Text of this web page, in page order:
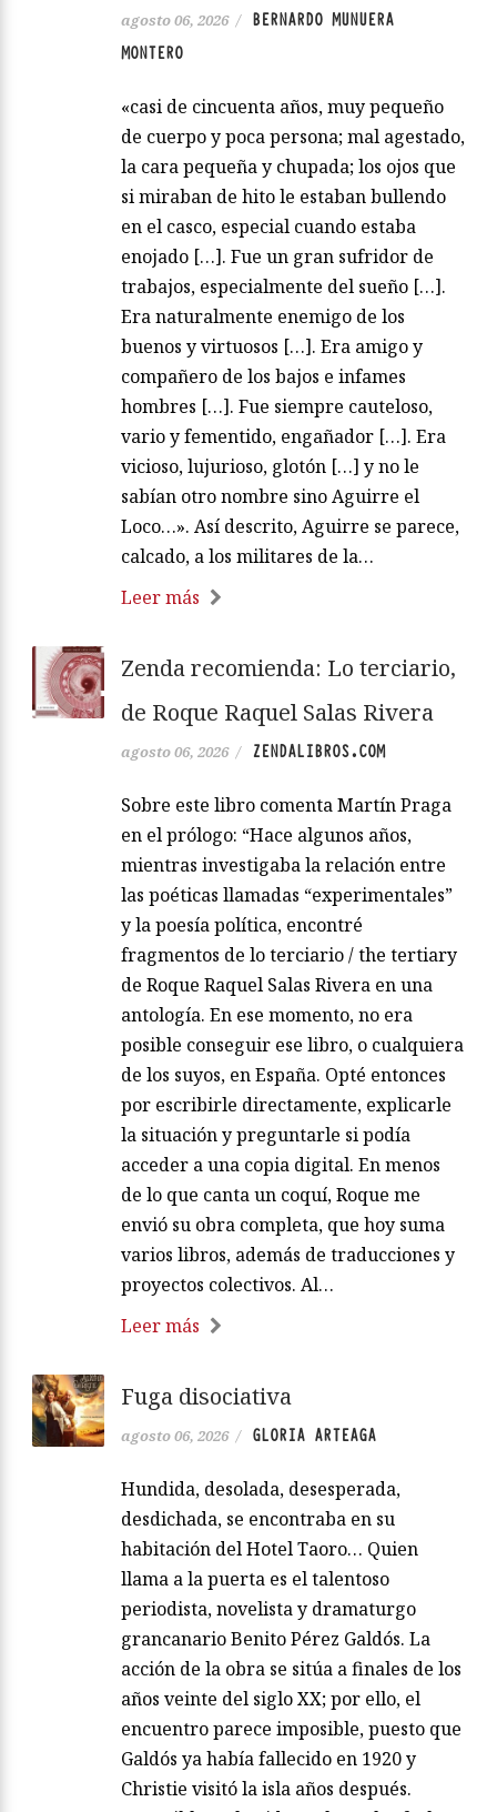
agosto 06, 2026 /
BERNARDO MUNUERA
MONTERO
«casi de cincuenta años, muy pequeño
de cuerpo y poca persona; mal agestado,
la cara pequeña y chupada; los ojos que
si miraban de hito le estaban bullendo
en el casco, especial cuando estaba
enojado […]. Fue un gran sufridor de
trabajos, especialmente del sueño […].
Era naturalmente enemigo de los
buenos y virtuosos […]. Era amigo y
compañero de los bajos e infames
hombres […]. Fue siempre cauteloso,
vario y fementido, engañador […]. Era
vicioso, lujurioso, glotón […] y no le
sabían otro nombre sino Aguirre el
Loco…». Así descrito, Aguirre se parece,
calcado, a los militares de la…
Leer más
Zenda recomienda: Lo terciario,
de Roque Raquel Salas Rivera
agosto 06, 2026 / ZENDALIBROS.COM
Sobre este libro comenta Martín Praga
en el prólogo: “Hace algunos años,
mientras investigaba la relación entre
las poéticas llamadas “experimentales”
y la poesía política, encontré
fragmentos de lo terciario / the tertiary
de Roque Raquel Salas Rivera en una
antología. En ese momento, no era
posible conseguir ese libro, o cualquiera
de los suyos, en España. Opté entonces
por escribirle directamente, explicarle
la situación y preguntarle si podía
acceder a una copia digital. En menos
de lo que canta un coquí, Roque me
envió su obra completa, que hoy suma
varios libros, además de traducciones y
proyectos colectivos. Al…
Leer más
Fuga disociativa
agosto 06, 2026 / GLORIA ARTEAGA
Hundida, desolada, desesperada,
desdichada, se encontraba en su
habitación del Hotel Taoro… Quien
llama a la puerta es el talentoso
periodista, novelista y dramaturgo
grancanario Benito Pérez Galdós. La
acción de la obra se sitúa a finales de los
años veinte del siglo XX; por ello, el
encuentro parece imposible, puesto que
Galdós ya había fallecido en 1920 y
Christie visitó la isla años después.